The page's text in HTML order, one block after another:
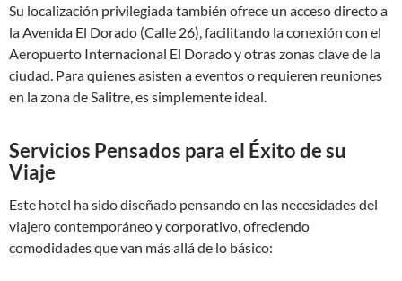
Su localización privilegiada también ofrece un acceso directo a
la Avenida El Dorado (Calle 26), facilitando la conexión con el
Aeropuerto Internacional El Dorado y otras zonas clave de la
ciudad. Para quienes asisten a eventos o requieren reuniones
en la zona de Salitre, es simplemente ideal.
Servicios Pensados para el Éxito de su
Viaje
Este hotel ha sido diseñado pensando en las necesidades del
viajero contemporáneo y corporativo, ofreciendo
comodidades que van más allá de lo básico: